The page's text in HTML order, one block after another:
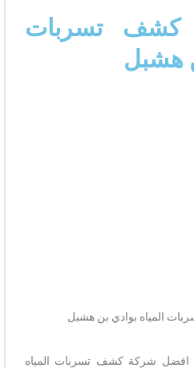
كشف تسربات
هشبل
المياه بوادي بن هشبل
افضل شركة كشف تسربات المياه